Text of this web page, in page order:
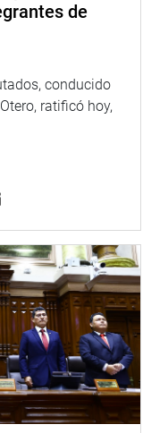
de
conducido
ratificó hoy,